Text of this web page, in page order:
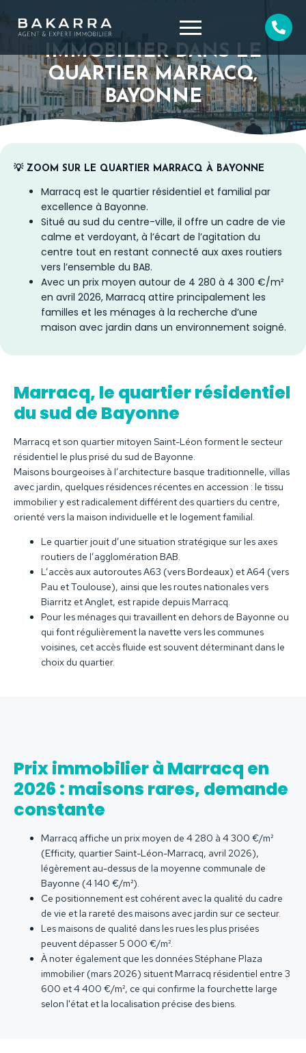
IMMOBILIER DANS LE
QUARTIER MARRACQ,
BAYONNE
💡 ZOOM SUR LE QUARTIER MARRACQ À BAYONNE
Marracq est le quartier résidentiel et familial par
excellence à Bayonne.
Situé au sud du centre-ville, il offre un cadre de vie
calme et verdoyant, à l’écart de l’agitation du
centre tout en restant connecté aux axes routiers
vers l’ensemble du BAB.
Avec un prix moyen autour de 4 280 à 4 300 €/m²
en avril 2026, Marracq attire principalement les
familles et les ménages à la recherche d’une
maison avec jardin dans un environnement soigné.
Marracq, le quartier résidentiel
du sud de Bayonne
Marracq et son quartier mitoyen Saint-Léon forment le secteur
résidentiel le plus prisé du sud de Bayonne.
Maisons bourgeoises à l’architecture basque traditionnelle, villas
avec jardin, quelques résidences récentes en accession : le tissu
immobilier y est radicalement différent des quartiers du centre,
orienté vers la maison individuelle et le logement familial.
Le quartier jouit d’une situation stratégique sur les axes
routiers de l’agglomération BAB.
L’accès aux autoroutes A63 (vers Bordeaux) et A64 (vers
Pau et Toulouse), ainsi que les routes nationales vers
Biarritz et Anglet, est rapide depuis Marracq.
Pour les ménages qui travaillent en dehors de Bayonne ou
qui font régulièrement la navette vers les communes
voisines, cet accès fluide est souvent déterminant dans le
choix du quartier.
Prix immobilier à Marracq en
2026 : maisons rares, demande
constante
Marracq affiche un prix moyen de 4 280 à 4 300 €/m²
(Efficity, quartier Saint-Léon-Marracq, avril 2026),
légèrement au-dessus de la moyenne communale de
Bayonne (4 140 €/m²).
Ce positionnement est cohérent avec la qualité du cadre
de vie et la rareté des maisons avec jardin sur ce secteur.
Les maisons de qualité dans les rues les plus prisées
peuvent dépasser 5 000 €/m².
À noter également que les données Stéphane Plaza
immobilier (mars 2026) situent Marracq résidentiel entre 3
600 et 4 400 €/m², ce qui confirme la fourchette large
selon l'état et la localisation précise des biens.